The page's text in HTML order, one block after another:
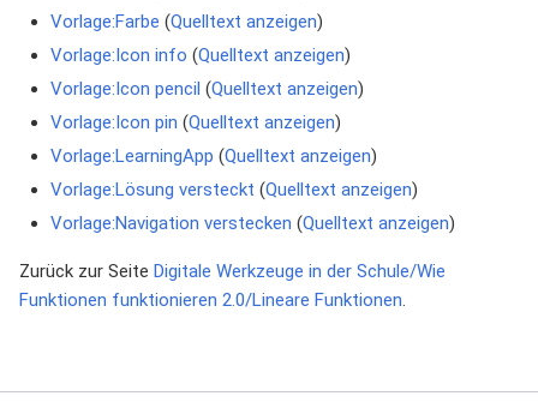
Vorlage:Farbe (Quelltext anzeigen)
Vorlage:Icon info (Quelltext anzeigen)
Vorlage:Icon pencil (Quelltext anzeigen)
Vorlage:Icon pin (Quelltext anzeigen)
Vorlage:LearningApp (Quelltext anzeigen)
Vorlage:Lösung versteckt (Quelltext anzeigen)
Vorlage:Navigation verstecken (Quelltext anzeigen)
Zurück zur Seite Digitale Werkzeuge in der Schule/Wie
Funktionen funktionieren 2.0/Lineare Funktionen.